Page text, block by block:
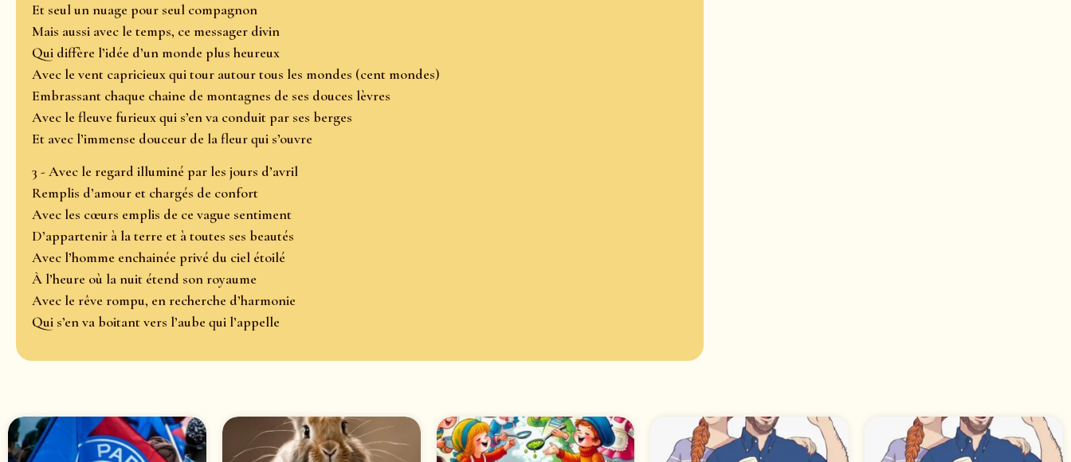
Et seul un nuage pour seul compagnon
Mais aussi avec le temps, ce messager divin
Qui diffère l’idée d’un monde plus heureux
Avec le vent capricieux qui tour autour tous les mondes (cent mondes)
Embrassant chaque chaine de montagnes de ses douces lèvres
Avec le fleuve furieux qui s’en va conduit par ses berges
Et avec l’immense douceur de la fleur qui s’ouvre
3 - Avec le regard illuminé par les jours d’avril
Remplis d’amour et chargés de confort
Avec les cœurs emplis de ce vague sentiment
D’appartenir à la terre et à toutes ses beautés
Avec l’homme enchainée privé du ciel étoilé
À l’heure où la nuit étend son royaume
Avec le rêve rompu, en recherche d’harmonie
Qui s’en va boitant vers l’aube qui l’appelle